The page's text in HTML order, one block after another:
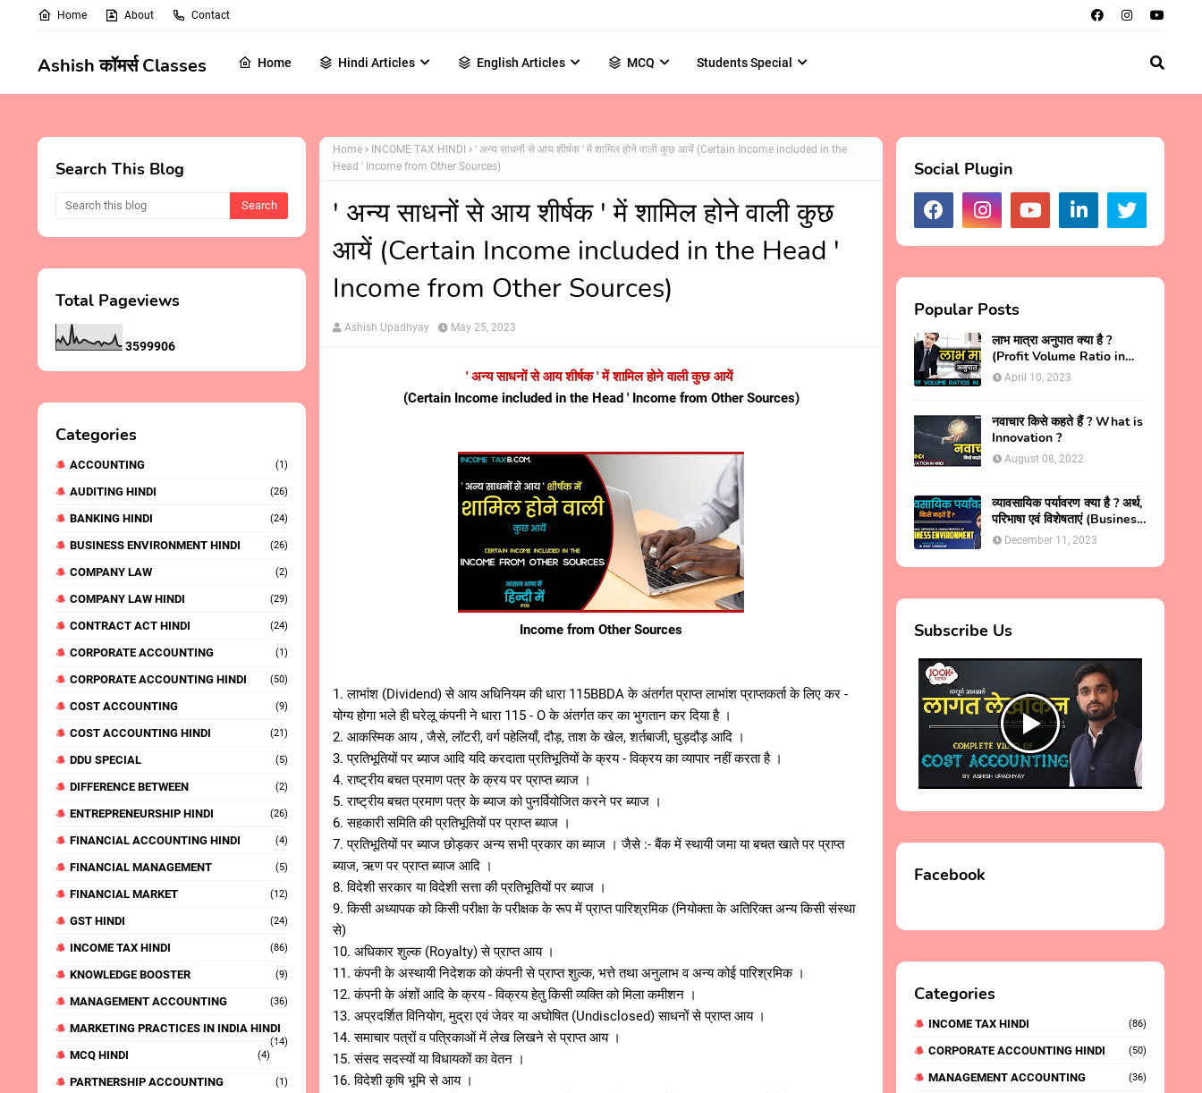
Home About Contact
Ashish कॉमर्स Classes Home Hindi Articles English Articles MCQ Students Special
Search This Blog
Total Pageviews
3599906
Categories
ACCOUNTING (1)
AUDITING HINDI (26)
BANKING HINDI (24)
BUSINESS ENVIRONMENT HINDI (26)
COMPANY LAW (2)
COMPANY LAW HINDI (29)
CONTRACT ACT HINDI (24)
CORPORATE ACCOUNTING (1)
CORPORATE ACCOUNTING HINDI (50)
COST ACCOUNTING (9)
COST ACCOUNTING HINDI (21)
DDU SPECIAL (5)
DIFFERENCE BETWEEN (2)
ENTREPRENEURSHIP HINDI (26)
FINANCIAL ACCOUNTING HINDI (4)
FINANCIAL MANAGEMENT (5)
FINANCIAL MARKET (12)
GST HINDI (24)
INCOME TAX HINDI (86)
KNOWLEDGE BOOSTER (9)
MANAGEMENT ACCOUNTING (36)
MARKETING PRACTICES IN INDIA HINDI
(14)
MCQ HINDI (4)
PARTNERSHIP ACCOUNTING (1)
Home INCOME TAX HINDI
' अन्य साधनों से आय शीर्षक ' में शामिल होने वाली कुछ आयें (Certain Income included in the
Head ' Income from Other Sources)
' अन्य साधनों से आय शीर्षक ' में शामिल होने वाली कुछ
आयें (Certain Income included in the Head '
Income from Other Sources)
Ashish Upadhyay May 25, 2023
' अन्य साधनों से आय शीर्षक ' में शामिल होने वाली कुछ आयें
(Certain Income included in the Head ' Income from Other Sources)
Income from Other Sources
1. लाभांश (Dividend) से आय अधिनियम की धारा 115BBDA के अंतर्गत प्राप्त लाभांश प्राप्तकर्ता के लिए कर -
योग्य होगा भले ही घरेलू कंपनी ने धारा 115 - O के अंतर्गत कर का भुगतान कर दिया है ।
2. आकस्मिक आय , जैसे, लॉटरी, वर्ग पहेलियाँ, दौड़, ताश के खेल, शर्तबाजी, घुड़दौड़ आदि ।
3. प्रतिभूतियों पर ब्याज आदि यदि करदाता प्रतिभूतियों के क्रय - विक्रय का व्यापार नहीं करता है ।
4. राष्ट्रीय बचत प्रमाण पत्र के क्रय पर प्राप्त ब्याज ।
5. राष्ट्रीय बचत प्रमाण पत्र के ब्याज को पुनर्वियोजित करने पर ब्याज ।
6. सहकारी समिति की प्रतिभूतियों पर प्राप्त ब्याज ।
7. प्रतिभूतियों पर ब्याज छोड़कर अन्य सभी प्रकार का ब्याज । जैसे :- बैंक में स्थायी जमा या बचत खाते पर प्राप्त
ब्याज, ऋण पर प्राप्त ब्याज आदि ।
8. विदेशी सरकार या विदेशी सत्ता की प्रतिभूतियों पर ब्याज ।
9. किसी अध्यापक को किसी परीक्षा के परीक्षक के रूप में प्राप्त पारिश्रमिक (नियोक्ता के अतिरिक्त अन्य किसी संस्था
से)
10. अधिकार शुल्क (Royalty) से प्राप्त आय ।
11. कंपनी के अस्थायी निदेशक को कंपनी से प्राप्त शुल्क, भत्ते तथा अनुलाभ व अन्य कोई पारिश्रमिक ।
12. कंपनी के अंशों आदि के क्रय - विक्रय हेतु किसी व्यक्ति को मिला कमीशन ।
13. अप्रदर्शित विनियोग, मुद्रा एवं जेवर या अघोषित (Undisclosed) साधनों से प्राप्त आय ।
14. समाचार पत्रों व पत्रिकाओं में लेख लिखने से प्राप्त आय ।
15. संसद सदस्यों या विधायकों का वेतन ।
16. विदेशी कृषि भूमि से आय ।
Social Plugin
Popular Posts
लाभ मात्रा अनुपात क्या है ?
(Profit Volume Ratio in
Hindi)
April 10, 2023
नवाचार किसे कहते हैं ? What is
Innovation ?
August 08, 2022
व्यावसायिक पर्यावरण क्या है ? अर्थ,
परिभाषा एवं विशेषताएं (Business
Environment in Hindi )
December 11, 2023
Subscribe Us
Facebook
Categories
INCOME TAX HINDI (86)
CORPORATE ACCOUNTING HINDI (50)
MANAGEMENT ACCOUNTING (36)